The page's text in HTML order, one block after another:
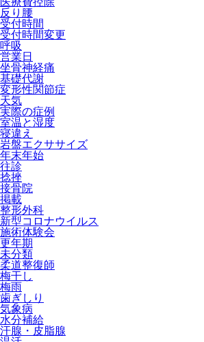
反り腰
受付時間
受付時間変更
呼吸
営業日
坐骨神経痛
基礎代謝
変形性関節症
天気
実際の症例
室温と湿度
寝違え
岩盤エクササイズ
年末年始
往診
捻挫
接骨院
掲載
整形外科
新型コロナウイルス
施術体験会
更年期
未分類
柔道整復師
梅干し
梅雨
歯ぎしり
気象病
水分補給
汗腺・皮脂腺